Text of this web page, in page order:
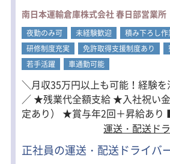
南日本運輸倉庫株式会社 春日部営業所
夜勤のみ可 未経験歓迎
積み下ろし作
研修制度充実
免許取得支援制度あり
若手活躍
車通勤可能
＼月収35万円以上も可能！経験を
／ ★残業代全額支給 ★入社祝い
定あり） ★賞与年2回＋昇給あり ■経験者が働きや
すい固定ルート配送 配送は1日7
ート配送。 エリアも近距離（さい
周辺）が中心のため、 道を覚えて
運送・配送ド
正社員の運送・配送ドライバ